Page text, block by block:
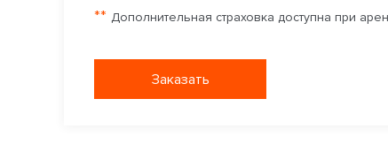
** Дополнительная страховка доступна при
Заказать